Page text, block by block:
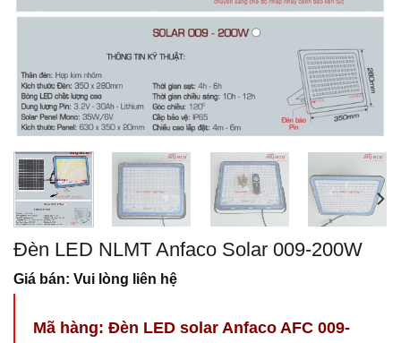
Đèn LED NLMT Anfaco Solar 009-200W
Giá bán: Vui lòng liên hệ
Mã hàng: Đèn LED solar Anfaco AFC 009-